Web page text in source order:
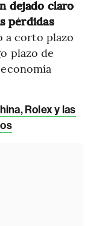
dejado claro
pérdidas
corto plazo
plazo de
Rolex y las